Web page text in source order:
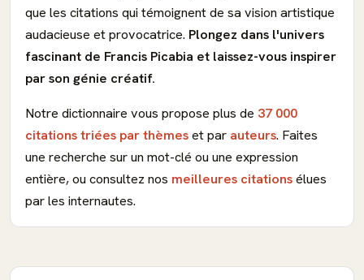
que les citations qui témoignent de sa vision artistique
audacieuse et provocatrice. Plongez dans l'univers
fascinant de Francis Picabia et laissez-vous inspirer
par son génie créatif.
Notre dictionnaire vous propose plus de 37 000
citations triées par thèmeset par auteurs. Faites
une recherche sur un mot-clé ou une expression
entière, ou consultez nos meilleures citationsélues
par les internautes.